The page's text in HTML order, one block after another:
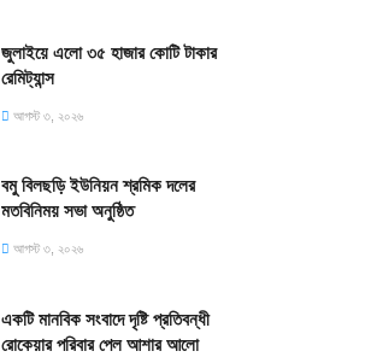
জুলাইয়ে এলো ৩৫ হাজার কোটি টাকার
রেমিট্যান্স
আগস্ট ৩, ২০২৬
বমু বিলছড়ি ইউনিয়ন শ্রমিক দলের
মতবিনিময় সভা অনুষ্ঠিত
আগস্ট ৩, ২০২৬
একটি মানবিক সংবাদে দৃষ্টি প্রতিবন্ধী
রোকেয়ার পরিবার পেল আশার আলো